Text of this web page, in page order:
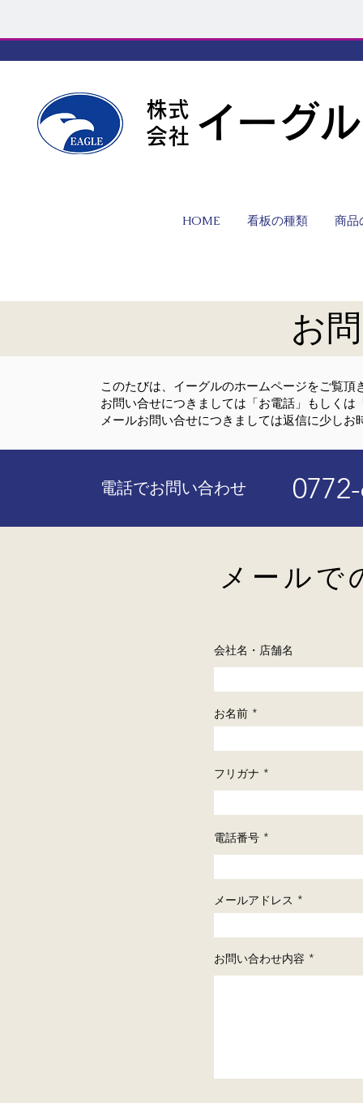
株式
会社 イーグル
HOME 看板の種類 商品
お
このたびは、イーグルのホームページをご覧頂
お問い合せにつきましては「お電話」もしく
メールお問い合せにつきましては返信に少し
電話でお問い合わせ
メールで
会社名・店舗名
お名前
フリガナ
電話番号
メールアドレス
お問い合わせ内容